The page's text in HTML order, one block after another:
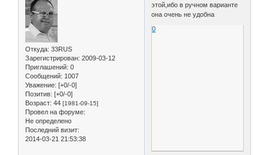
Откуда: 33RUS
Зарегистрирован: 2009-03-12
Приглашений: 0
Сообщений: 1007
Уважение: [+0/-0]
Позитив: [+0/-0]
Возраст: 44 [1981-09-15]
Провел на форуме:
Не определено
Последний визит:
2014-03-21 21:53:38
этой,ибо в ручном варианте
она очень не удобна
0